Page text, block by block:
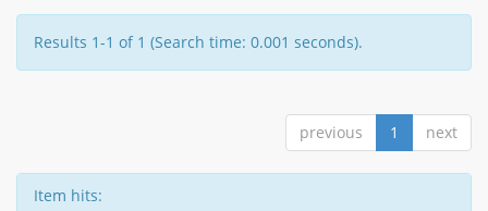
Results 1-1 of 1 (Search time: 0.001 seconds).
previous 1 next
Item hits: